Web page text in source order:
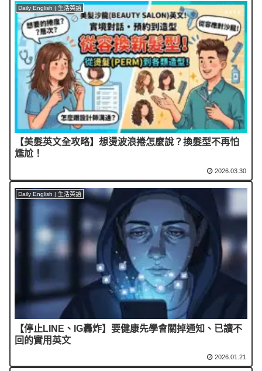
Daily English | 生活英語
【美髮英文全攻略】想燙波浪捲怎麼說？換髮型不再怕
尷尬！
2026.03.30
Daily English | 生活英語
【停止LINE、IG轟炸】要健康先學會關掉通知、已讀不
回的實用英文
2026.01.21